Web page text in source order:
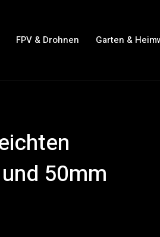
FPV & Drohnen Garten &
50mm